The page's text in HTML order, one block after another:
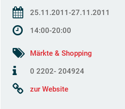
25.11.2011-27.11.2011
14:00-20:00
Märkte & Shopping
0 2202- 204924
zur Website